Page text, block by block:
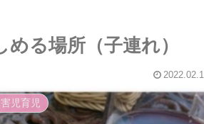
る場所（子連れ）
児育児